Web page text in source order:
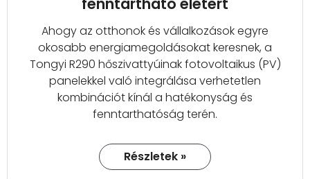
Ahogy az otthonok és vállalkozások egyre
okosabb energia­megoldásokat keresnek, a
Tongyi R290 hőszivattyúinak fotovoltaikus (PV)
panelekkel való integrálása verhetetlen
kombinációt kínál a hatékonyság és
fenntarthatóság terén.
Részletek »